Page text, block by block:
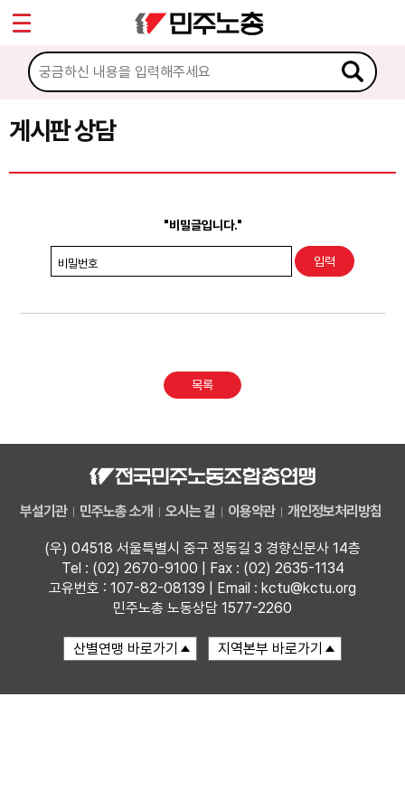
게시판 상담
"비밀글입니다."
비밀번호
목록
부설기관 민주노총 소개 오시는 길 이용약관 개인정보처리방침
(우) 04518 서울특별시 중구 정동길 3 경향신문사 14층
Tel : (02) 2670-9100 | Fax : (02) 2635-1134
고유번호 : 107-82-08139 | Email : kctu@kctu.org
민주노총 노동상담 1577-2260
마이페이지
소개
소식
노동상담
권리찾기수첩 검색
찾아보기
Sketchbook5, 스케치북5
Sketchbook5, 스케치북5